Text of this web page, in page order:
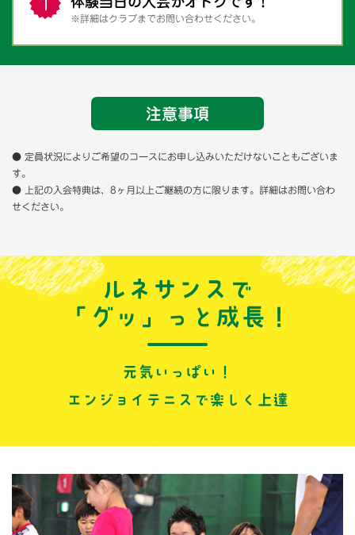
※詳細はクラブまでお問い合わせください。
注意事項
● 定員状況によりご希望のコースにお申し込みいただけないこともございま
す。
● 上記の入会特典は、8ヶ月以上ご継続の方に限ります。詳細はお問い合わ
せください。
ルネサンスで
「グッ」っと成長！
元気いっぱい！
エンジョイテニスで楽しく上達